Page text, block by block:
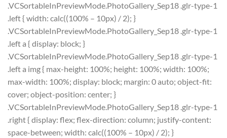
.VCSortableInPreviewMode.PhotoGallery_Sep18 .glr-type-1
.left { width: calc((100% – 10px) / 2); }
.VCSortableInPreviewMode.PhotoGallery_Sep18 .glr-type-1
.left a { display: block; }
.VCSortableInPreviewMode.PhotoGallery_Sep18 .glr-type-1
.left a img { max-height: 100%; height: 100%; width: 100%;
max-width: 100%; display: block; margin: 0 auto; object-fit:
cover; object-position: center; }
.VCSortableInPreviewMode.PhotoGallery_Sep18 .glr-type-1
.right { display: flex; flex-direction: column; justify-content:
space-between; width: calc((100% – 10px) / 2); }